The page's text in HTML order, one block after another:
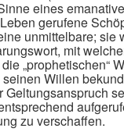
eines
gerufene
unmittelbare;
mit
„prophetischen“
Willen
zu verschaffen.